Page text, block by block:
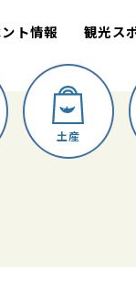
ト情報 観光ス
土産